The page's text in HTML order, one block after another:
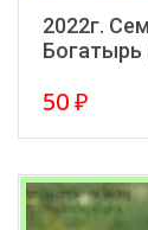
2022г.
50₽